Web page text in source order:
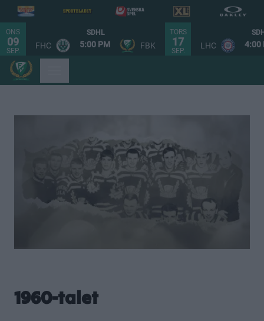
ONS
09
SEP.
SDHL
FHC 5:00 PM FBK
TORS
17
SEP.
LHC 4:00
1960-talet